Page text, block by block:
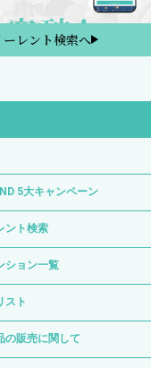
レント検索へ
5大キャンペーン
ント検索
ション一覧
スト
の販売に関して